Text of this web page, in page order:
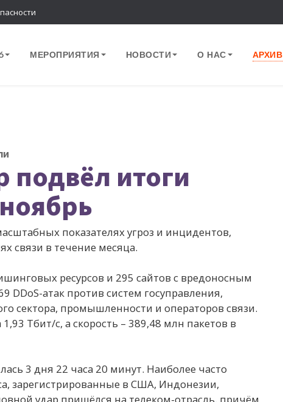
МЕРОПРИЯТИЯ НОВОСТИ О НАС АРХИВ
подвёл итоги
показателях угроз и инцидентов,
связи в течение месяца.
ресурсов и 295 сайтов с вредоносным
DDoS-атак против систем госуправления,
сектора, промышленности и операторов связи.
Тбит/с, а скорость – 389,48 млн пакетов в
3 дня 22 часа 20 минут. Наиболее часто
зарегистрированные в США, Индонезии,